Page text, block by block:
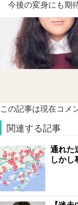
今後の変身にも期
この記事は現在コメ
関連する記事
通れた
しか